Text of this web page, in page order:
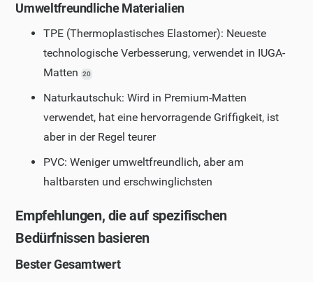
Umweltfreundliche Materialien
TPE (Thermoplastisches Elastomer): Neueste
technologische Verbesserung, verwendet in IUGA-
Matten
20
Naturkautschuk: Wird in Premium-Matten
verwendet, hat eine hervorragende Griffigkeit, ist
aber in der Regel teurer
PVC: Weniger umweltfreundlich, aber am
haltbarsten und erschwinglichsten
Empfehlungen, die auf spezifischen
Bedürfnissen basieren
Bester Gesamtwert